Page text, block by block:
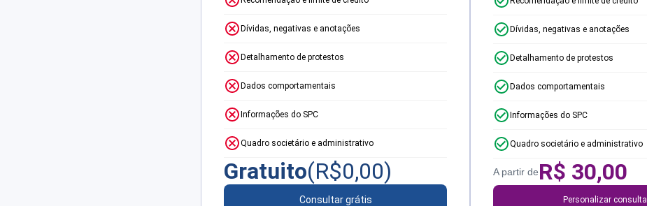
Dívidas, negativas e anotações
Detalhamento de protestos
Dados comportamentais
Informações do SPC
Quadro societário e administrativo
Gratuito(R$0,00)
Consultar grátis
Dívidas, negativas e anotações
Detalhamento de protestos
Dados comportamentais
Informações do SPC
Quadro societário e administrativo
A partir deR$ 30,00
Personalizar consulta